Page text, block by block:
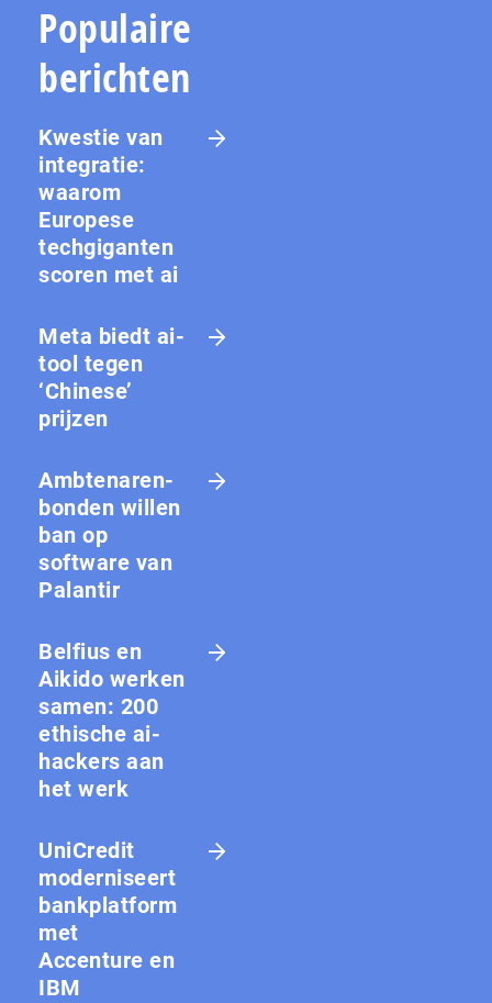
Populaire
berichten
Kwestie van
integratie:
waarom
Europese
techgiganten
scoren met ai
Meta biedt ai-
tool tegen
‘Chinese’
prijzen
Amb­te­na­ren­
bon­den willen
ban op
software van
Palantir
Belfius en
Aikido werken
samen: 200
ethische ai-
hackers aan
het werk
UniCredit
moderniseert
bankplatform
met
Accenture en
IBM